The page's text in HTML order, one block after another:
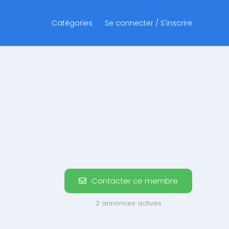
Catégories Se connecter / S'inscrire
Contacter ce membre
2 annonces actives